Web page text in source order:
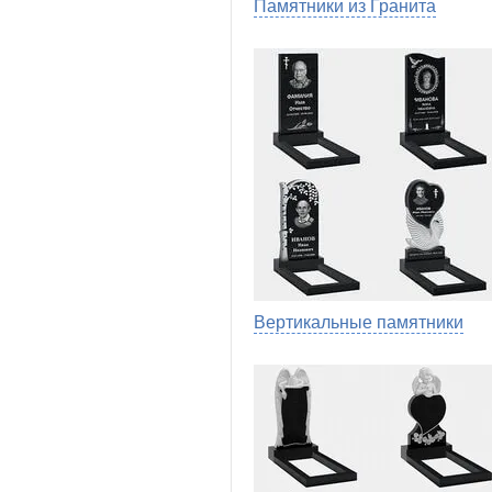
Памятники из Гранита
Вертикальные памятники